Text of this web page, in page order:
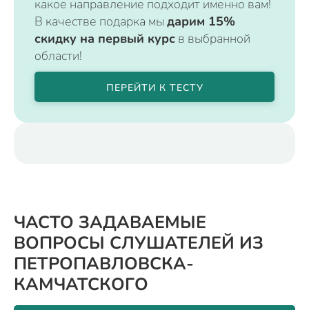
какое направление подходит именно вам!
В качестве подарка мы дарим 15%
скидку на первый курс в выбранной
области!
ПЕРЕЙТИ К ТЕСТУ
ЧАСТО ЗАДАВАЕМЫЕ
ВОПРОСЫ СЛУШАТЕЛЕЙ ИЗ
ПЕТРОПАВЛОВСКА-
КАМЧАТСКОГО